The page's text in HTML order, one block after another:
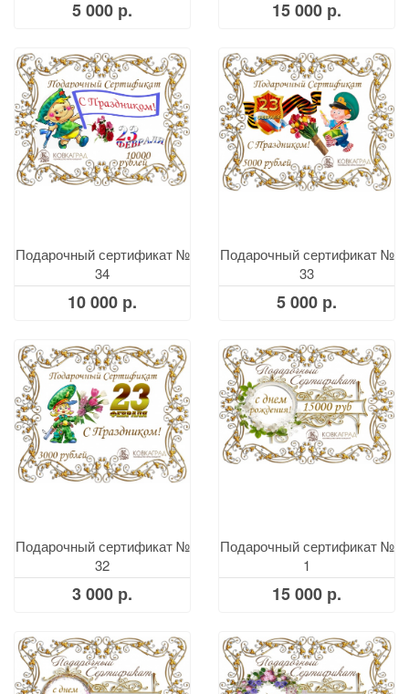
5 000 р. 15 000 р.
Подарочный сертификат №
34
10 000 р.
Подарочный сертификат №
33
5 000 р.
Подарочный сертификат №
32
3 000 р.
Подарочный сертификат №
1
15 000 р.